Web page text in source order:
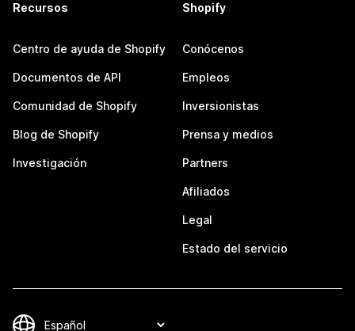
Recursos
Centro de ayuda de Shopify
Documentos de API
Comunidad de Shopify
Blog de Shopify
Investigación
Shopify
Conócenos
Empleos
Inversionistas
Prensa y medios
Partners
Afiliados
Legal
Estado del servicio